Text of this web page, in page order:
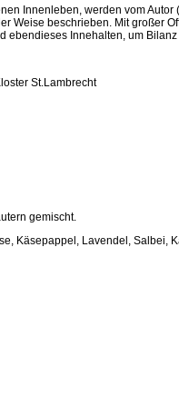
Innenleben, werden vom Autor
Weise beschrieben. Mit großer
ebendieses Innehalten, um Bilanz
St.Lambrecht
gemischt.
Käsepappel, Lavendel, Salbei,